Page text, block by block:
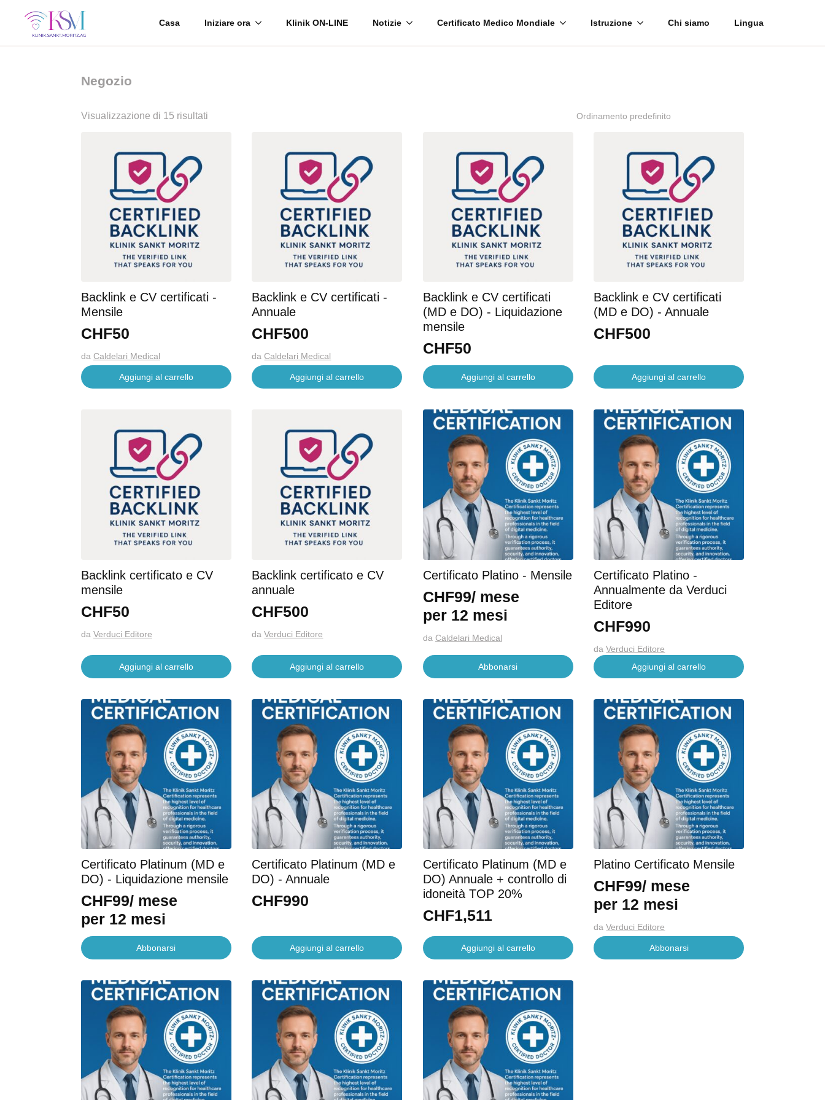
Casa Iniziare ora Klinik ON-LINE Notizie Certificato Medico Mondiale Istruzione Chi siamo Lingua
Negozio
Visualizzazione di 15 risultati
Backlink e CV certificati -
Mensile
CHF50
da Caldelari Medical
Aggiungi al carrello
Backlink e CV certificati -
Annuale
CHF500
daCaldelari Medical
Aggiungi al carrello
Backlink e CV certificati
(MD e DO) - Liquidazione
mensile
CHF50
Aggiungi al carrello
Backlink e CV certificati
(MD e DO) - Annuale
CHF500
Aggiungi al carrello
Backlink certificato e CV
mensile
CHF50
da Verduci Editore
Aggiungi al carrello
Backlink certificato e CV
annuale
CHF500
daVerduci Editore
Aggiungi al carrello
Certificato Platino - Mensile
CHF99/ mese
per 12 mesi
da Caldelari Medical
Abbonarsi
Certificato Platino -
Annualmente da Verduci
Editore
CHF990
daVerduci Editore
Aggiungi al carrello
Certificato Platinum (MD e
DO) - Liquidazione mensile
CHF99/ mese
per 12 mesi
Abbonarsi
Certificato Platinum (MD e
DO) - Annuale
CHF990
Aggiungi al carrello
Certificato Platinum (MD e
DO) Annuale + controllo di
idoneità TOP 20%
CHF1,511
Aggiungi al carrello
Platino Certificato Mensile
CHF99/ mese
per 12 mesi
daVerduci Editore
Abbonarsi